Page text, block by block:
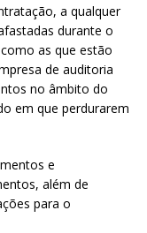
a qualquer
durante o
as que estão
de auditoria
no âmbito do
em que perdurarem
e
além de
para o